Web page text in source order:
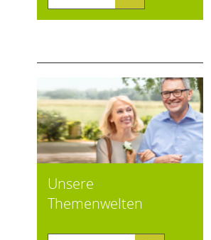
Unsere
Themenwelten